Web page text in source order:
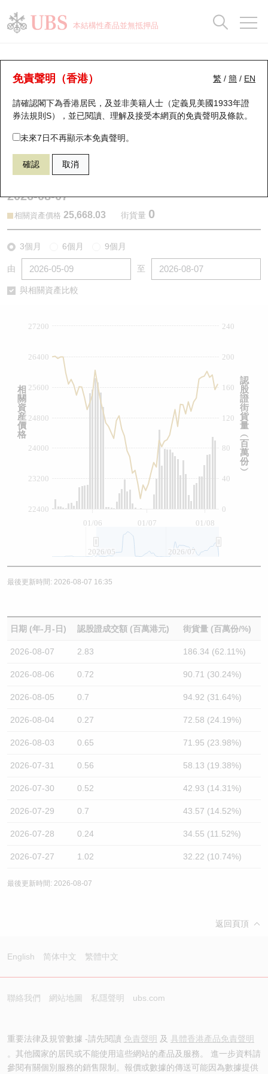
本結構性產品並無抵押品
繁 / 簡 / EN
免責聲明（香港）
請確認閣下為香港居民，及並非美籍人士（定義見美國1933年證
券法規則S），並已閱讀、理解及接受本網頁的免責聲明及條款。
未來7日不再顯示本免責聲明。
確認 取消
認股證分析儀
表現 街貨統計 比較
27923 瑞銀認沽 HSI 恒生指數
2026-08-07
相關資產價格 25,668.03 街貨量 0
3個月 6個月 9個月
由 至
與相關資產比較
01/06 01/07 01/08
0
40
80
120
160
200
240
22400
23200
24000
24800
25600
26400
27200
2026/05 2026/07
認
股
證
街
貨
量
︵
百
萬
份
︶
相
關
資
産
價
格
最後更新時間: 2026-08-07 16:35
日期 (年-月-日) 認股證成交額 (百萬港元) 街貨量 (百萬份/%)
2026-08-07 2.83 186.34 (62.11%)
2026-08-06 0.72 90.71 (30.24%)
2026-08-05 0.7 94.92 (31.64%)
2026-08-04 0.27 72.58 (24.19%)
2026-08-03 0.65 71.95 (23.98%)
2026-07-31 0.56 58.13 (19.38%)
2026-07-30 0.52 42.93 (14.31%)
2026-07-29 0.7 43.57 (14.52%)
2026-07-28 0.24 34.55 (11.52%)
2026-07-27 1.02 32.22 (10.74%)
最後更新時間: 2026-08-07
返回頁頂
English 简体中文 繁體中文
聯絡我們 網站地圖 私隱聲明 ubs.com
重要法律及規管數據 -請先閱讀 免責聲明 及 具體香港產品免責聲明
。其他國家的居民或不能使用這些網站的產品及服務。 進一步資料請
參閱有關個別服務的銷售限制。報價或數據的傳送可能因為數據提供
瑞銀認股證一覽
新發行瑞銀認股證
即將到期認股證
認股證到期結算價查詢
認股證分析儀
認股證/牛熊證日誌
街貨統計
比較
牛熊全景快搜
牛熊證搜尋
牛熊證街貨分佈圖
正股牛熊證列表
新發行瑞銀牛熊證
牛熊證到期結算價查詢
牛熊證文件及公告
牛熊證文件及公告 (瑞信)
街貨統計
比較
十大升幅/跌幅
十大認股證成交分佈
十天股證佔大市成交
資金流
街貨統計
正股分析儀
二十大活躍股份
恒指成份股
國指成份股
科指成份股
中資ETFs溢價比較
收市競價變化
持股比重
顯示所有持股比重
每月輪證大市專題
輪證專欄
講座及教育短片
認股證投資者教育
牛熊證投資者教育